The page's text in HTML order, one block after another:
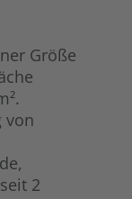
Größe
von
2